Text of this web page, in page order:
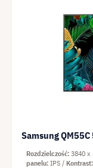
Samsung
Rozdzielczość 3840 x
panelu IPS Kontrast